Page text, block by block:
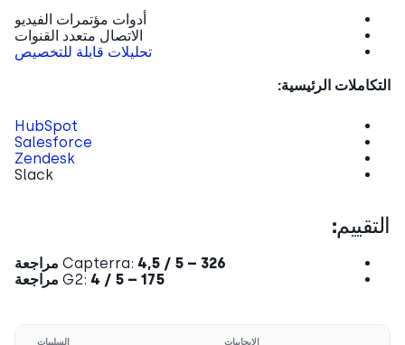
أدوات مؤتمرات الفيديو
الاتصال متعدد القنوات
تحليلات قابلة للتخصيص
الرئيسية:
HubSpot
Salesforce
Zendesk
Slack
Capterra:4,5 / 5 – 326 مراجعة
G2:4 / 5 – 175 مراجعة
الإيجابيات السلبيات